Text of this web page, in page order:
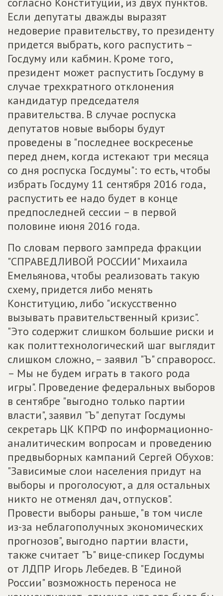
Если депутаты дважды выразят
недоверие правительству, то президенту
придется выбрать, кого распустить –
Госдуму или кабмин. Кроме того,
президент может распустить Госдуму в
случае трехкратного отклонения
кандидатур председателя
правительства. В случае роспуска
депутатов новые выборы будут
проведены в "последнее воскресенье
перед днем, когда истекают три месяца
со дня роспуска Госдумы": то есть, чтобы
избрать Госдуму 11 сентября 2016 года,
распустить ее надо будет в конце
предпоследней сессии – в первой
половине июня 2016 года.
По словам первого зампреда фракции
"СПРАВЕДЛИВОЙ РОССИИ" Михаила
Емельянова, чтобы реализовать такую
схему, придется либо менять
Конституцию, либо "искусственно
вызывать правительственный кризис".
"Это содержит слишком большие риски и
как политтехнологический шаг выглядит
слишком сложно, – заявил "Ъ" справоросс.
– Мы не будем играть в такого рода
игры". Проведение федеральных выборов
в сентябре "выгодно только партии
власти", заявил "Ъ" депутат Госдумы
секретарь ЦК КПРФ по информационно-
аналитическим вопросам и проведению
предвыборных кампаний Сергей Обухов:
"Зависимые слои населения придут на
выборы и проголосуют, а для остальных
никто не отменял дач, отпусков".
Провести выборы раньше, "в том числе
из-за неблагополучных экономических
прогнозов", выгодно партии власти,
также считает "Ъ" вице-спикер Госдумы
от ЛДПР Игорь Лебедев. В "Единой
России" возможность переноса не